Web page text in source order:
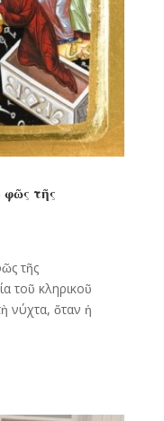
φῶς τῆς
τῆς
τοῦ κληρικοῦ
νύχτα, ὅταν ἡ